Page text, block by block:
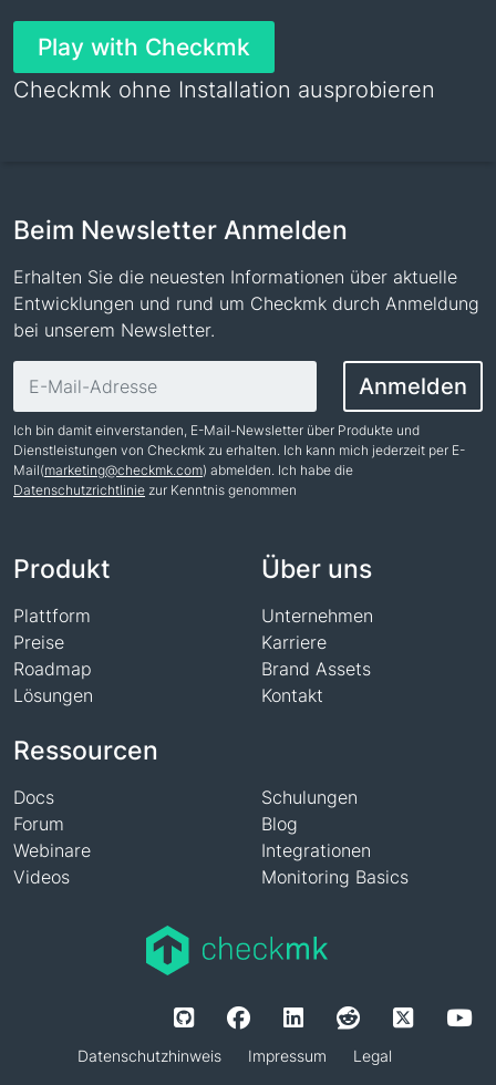
Play with Checkmk
Checkmk ohne Installation ausprobieren
Beim Newsletter Anmelden
Erhalten Sie die neuesten Informationen über aktuelle
Entwicklungen und rund um Checkmk durch Anmeldung
bei unserem Newsletter.
Anmelden
Ich bin damit einverstanden, E-Mail-Newsletter über Produkte und
Dienstleistungen von Checkmk zu erhalten. Ich kann mich jederzeit per E-
Mail(marketing@checkmk.com) abmelden. Ich habe die
Datenschutzrichtlinie zur Kenntnis genommen
Produkt
Plattform
Preise
Roadmap
Lösungen
Ressourcen
Docs
Forum
Webinare
Videos
Schulungen
Blog
Integrationen
Monitoring Basics
Über uns
Unternehmen
Karriere
Brand Assets
Kontakt
Datenschutzhinweis Impressum Legal